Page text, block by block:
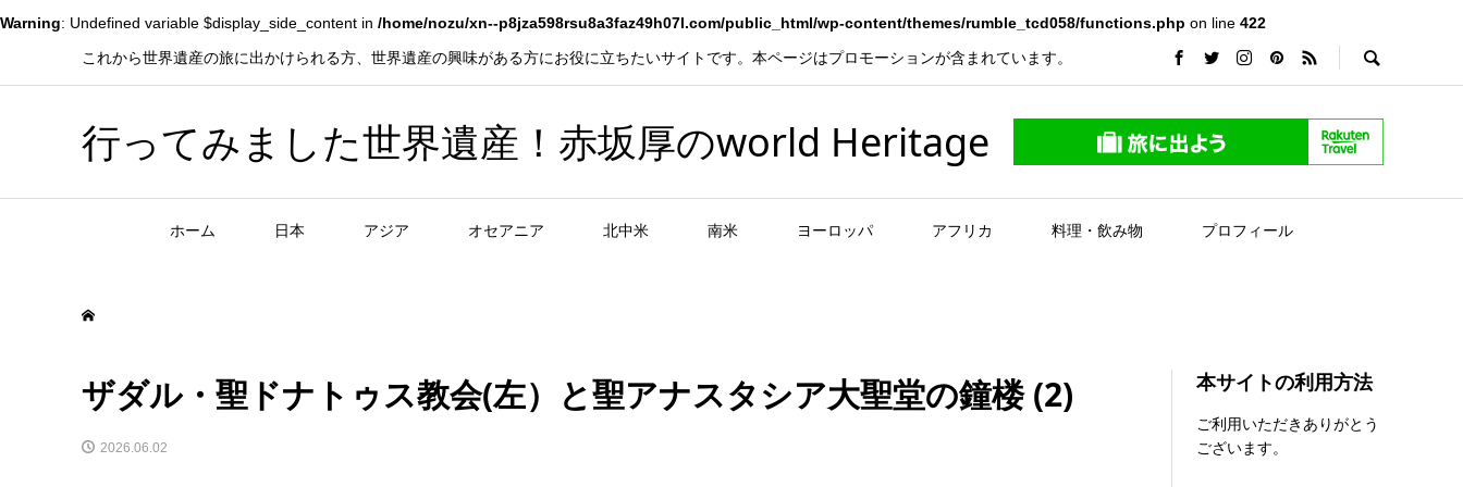
Warning: Undefined variable $display_side_content in /home/nozu/xn--p8jza598rsu8a3faz49h07l.com/public_html/wp-content/themes/rumble_tcd058/functions.php on line 422
これから世界遺産の旅に出かけられる方、世界遺産の興味がある方にお役に立ちたいサイトです。本ページはプロモーションが含まれています。
行ってみました世界遺産！赤坂厚のworld Heritage
ホーム 日本 アジア オセアニア 北中米 南米 ヨーロッパ アフリカ 料理・飲み物 プロフィール
ザダル・聖ドナトゥス教会(左）と聖アナスタシア大聖堂の鐘楼 (2)
2026.06.02
本サイトの利用方法
ご利用いただきありがとう
ございます。